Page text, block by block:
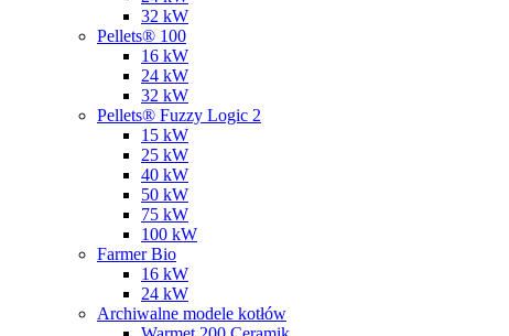
32 kW
Pellets® 100
16 kW
24 kW
32 kW
Pellets® Fuzzy Logic 2
15 kW
25 kW
40 kW
50 kW
75 kW
100 kW
Farmer Bio
16 kW
24 kW
Archiwalne modele kotłów